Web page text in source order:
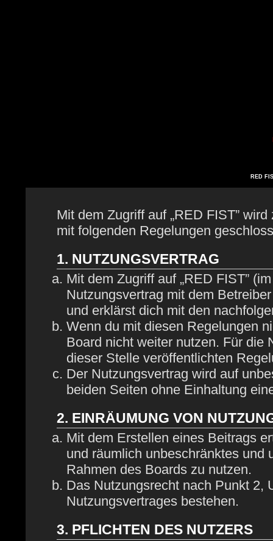
RED
Mit dem Zugriff auf „RED FIST”
mit folgenden Regelungen
1. NUTZUNGSVERTRAG
Mit dem Zugriff auf „RED FIST”
Nutzungsvertrag mit dem
und erklärst dich mit den
Wenn du mit diesen Regelungen
Board nicht weiter nutzen. Für die
dieser Stelle veröffentlichten
Der Nutzungsvertrag wird auf
beiden Seiten ohne Einhaltung
2. EINRÄUMUNG VON
Mit dem Erstellen eines Beitrags
und räumlich unbeschränktes und
Rahmen des Boards zu nutzen.
Das Nutzungsrecht nach Punkt 2,
Nutzungsvertrages bestehen.
3. PFLICHTEN DES NUTZERS